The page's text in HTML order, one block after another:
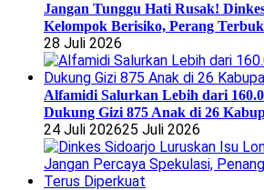
Jangan Tunggu Hati Rusak!
Kelompok Berisiko, Perang
28 Juli 2026
Alfamidi Salurkan Lebih dari
Dukung Gizi 875 Anak di 26
24 Juli 202625 Juli 2026